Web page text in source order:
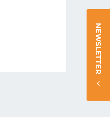
NEWSLETTER